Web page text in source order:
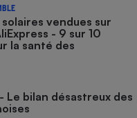
vendues sur
- 9 sur 10
la santé des
Le bilan désastreux des